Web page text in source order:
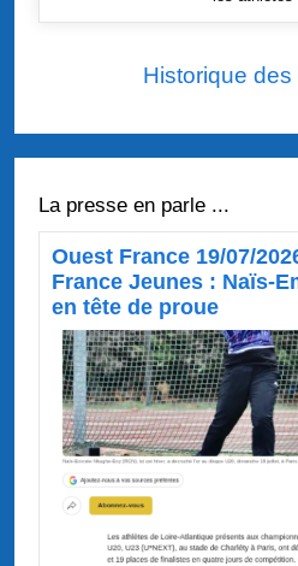
Historique des
La presse en parle ...
Ouest France 19/07/
France Jeunes : Naïs-
en tête de proue